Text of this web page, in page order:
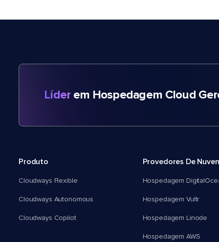
Líder em Hospedagem Cloud
Produto
Cloudways Flexible
Cloudways Autonomous
Cloudways Copilot
Provedores De
Hospedagem
Hospedagem Vultr
Hospedagem Linode
Hospedagem AWS